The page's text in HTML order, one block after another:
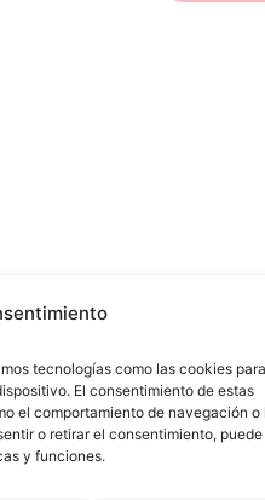
tecnologías como las cookies para
El consentimiento de estas
el comportamiento de navegación o
o retirar el consentimiento, puede
y funciones.
conseguir unos labios
fácilmente, aportando